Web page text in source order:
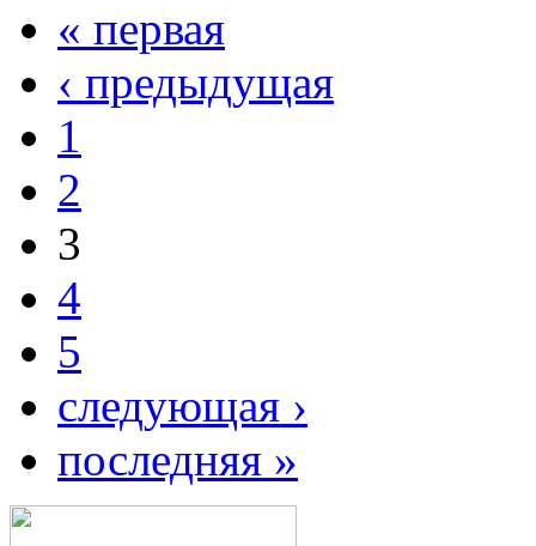
« первая
‹ предыдущая
1
2
3
4
5
следующая ›
последняя »